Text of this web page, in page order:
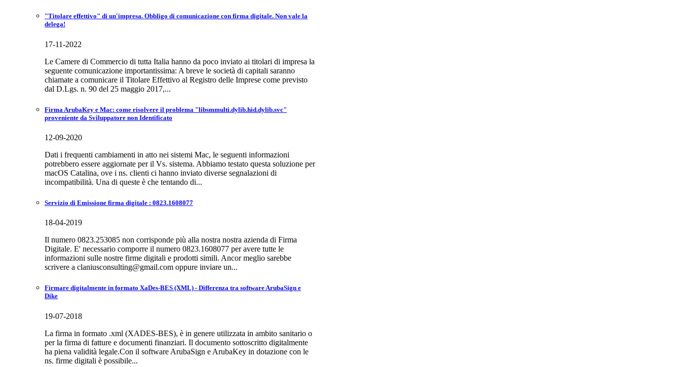
"Titolare effettivo" di un'impresa. Obbligo di comunicazione con firma digitale. Non vale la
delega!
17-11-2022
Le Camere di Commercio di tutta Italia hanno da poco inviato ai titolari di impresa la
seguente comunicazione importantissima: A breve le società di capitali saranno
chiamate a comunicare il Titolare Effettivo al Registro delle Imprese come previsto
dal D.Lgs. n. 90 del 25 maggio 2017,...
Firma ArubaKey e Mac: come risolvere il problema "libsmmulti.dylib.hid.dylib.svc"
proveniente da Sviluppatore non Identificato
12-09-2020
Dati i frequenti cambiamenti in atto nei sistemi Mac, le seguenti informazioni
potrebbero essere aggiornate per il Vs. sistema. Abbiamo testato questa soluzione per
macOS Catalina, ove i ns. clienti ci hanno inviato diverse segnalazioni di
incompatibilità. Una di queste è che tentando di...
Servizio di Emissione firma digitale : 0823.1608077
18-04-2019
Il numero 0823.253085 non corrisponde più alla nostra nostra azienda di Firma
Digitale. E' necessario comporre il numero 0823.1608077 per avere tutte le
informazioni sulle nostre firme digitali e prodotti simili. Ancor meglio sarebbe
scrivere a claniusconsulting@gmail.com oppure inviare un...
Firmare digitalmente in formato XaDes-BES (XML) - Differenza tra software ArubaSign e
Dike
19-07-2018
La firma in formato .xml (XADES-BES), è in genere utilizzata in ambito sanitario o
per la firma di fatture e documenti finanziari. Il documento sottoscritto digitalmente
ha piena validità legale.Con il software ArubaSign e ArubaKey in dotazione con le
ns. firme digitali è possibile...